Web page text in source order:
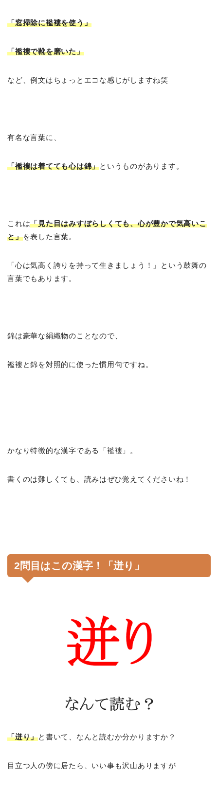
「窓掃除に襤褸を使う」
「襤褸で靴を磨いた」
など、例文はちょっとエコな感じがしますね笑
有名な言葉に、
「襤褸は着てても心は錦」というものがあります。
これは「見た目はみすぼらしくても、心が豊かで気高いこ
と」を表した言葉。
「心は気高く誇りを持って生きましょう！」という鼓舞の
言葉でもあります。
錦は豪華な絹織物のことなので、
襤褸と錦を対照的に使った慣用句ですね。
かなり特徴的な漢字である「襤褸」。
書くのは難しくても、読みはぜひ覚えてくださいね！
2問目はこの漢字！「迸り」
「迸り」と書いて、なんと読むか分かりますか？
目立つ人の傍に居たら、いい事も沢山ありますが